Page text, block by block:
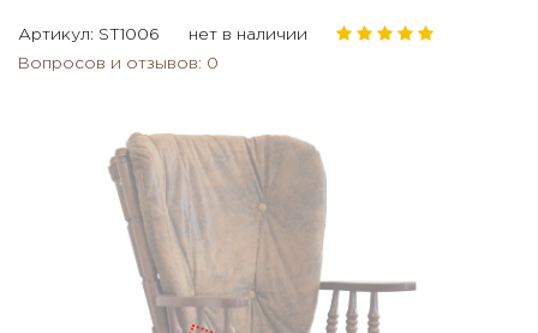
Артикул: ST1006
нет в наличии
Вопросов и отзывов: 0